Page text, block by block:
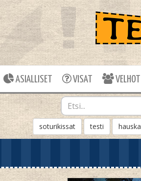
ASIALLISET VISAT VELHOT
soturikissat testi hauska